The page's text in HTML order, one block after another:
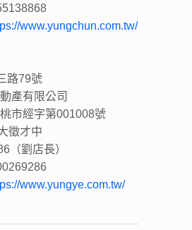
www.yungchun.com.tw/
路79號
產有限公司
市經字第001008號
徵才中
（劉店長）
www.yungye.com.tw/